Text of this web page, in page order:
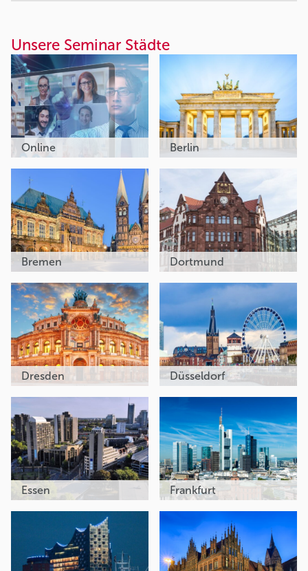
Unsere Seminar Städte
Online Berlin
Bremen Dortmund
Dresden Düsseldorf
Essen Frankfurt